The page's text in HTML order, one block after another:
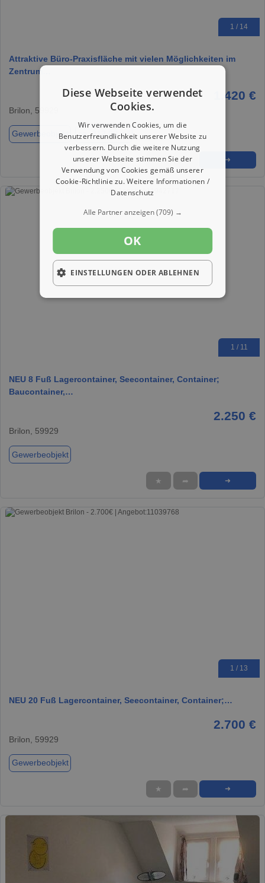
1 / 14
Attraktive Büro-Praxisfläche mit vielen Möglichkeiten im
Zentrum…
1.420 €
Brilon, 59929
Gewerbeobjekt ca. 212,00 m²
★ ➦ ➜
1 / 11
NEU 8 Fuß Lagercontainer, Seecontainer, Container;
Baucontainer,…
2.250 €
Brilon, 59929
Gewerbeobjekt
★ ➦ ➜
1 / 13
NEU 20 Fuß Lagercontainer, Seecontainer, Container;…
2.700 €
Brilon, 59929
Gewerbeobjekt
★ ➦ ➜
Diese Webseite verwendet
Cookies.
Wir verwenden Cookies, um die
Benutzerfreundlichkeit unserer Website zu
verbessern. Durch die weitere Nutzung
unserer Webseite stimmen Sie der
Verwendung von Cookies gemäß unserer
Cookie-Richtlinie zu.Weitere Informationen /
Datenschutz
Alle Partner anzeigen(709) →
OK
EINSTELLUNGEN ODER ABLEHNEN